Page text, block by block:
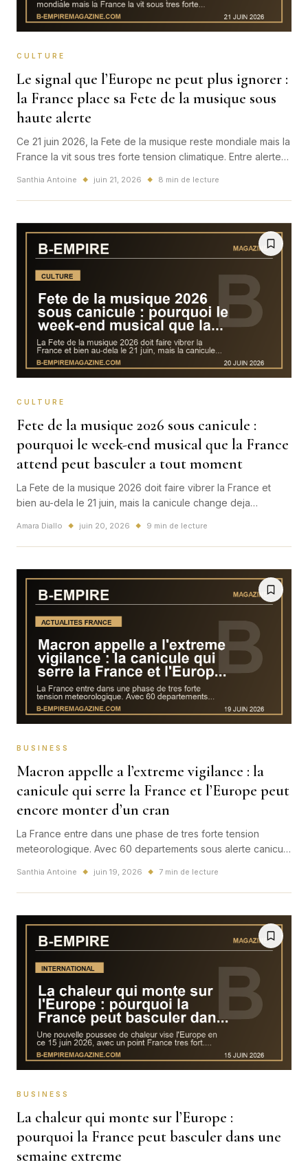
CULTURE
Le signal que l’Europe ne peut plus ignorer :
la France place sa Fete de la musique sous
haute alerte
Ce 21 juin 2026, la Fete de la musique reste mondiale mais la
France la vit sous tres forte tension climatique. Entre alertes,
l'ete change de nature.
Santhia Antoine ◆ juin 21, 2026 ◆ 8 min de lecture
CULTURE
Fete de la musique 2026 sous canicule :
pourquoi le week-end musical que la France
attend peut basculer a tout moment
La Fete de la musique 2026 doit faire vibrer la France et
bien au-dela le 21 juin, mais la canicule change deja
de reports, le plus grand rendez-vous musical populaire du
pays entre dans une zone de tension tres rare.
Amara Diallo ◆ juin 20, 2026 ◆ 9 min de lecture
BUSINESS
Macron appelle a l’extreme vigilance : la
canicule qui serre la France et l’Europe peut
encore monter d’un cran
La France entre dans une phase de tres forte tension
meteorologique. Avec 60 departements sous alerte canicule
concerne plus seulement la meteo : elle touche deja les
transports, l'energie, les examens et les grands
Santhia Antoine ◆ juin 19, 2026 ◆ 7 min de lecture
BUSINESS
La chaleur qui monte sur l’Europe :
pourquoi la France peut basculer dans une
semaine extreme